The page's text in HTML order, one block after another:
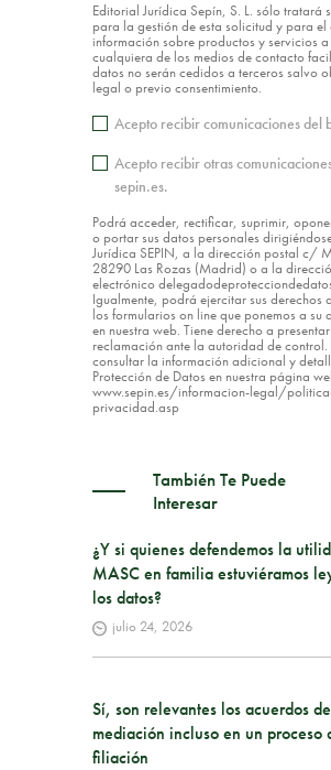
Editorial Jurídica Sepín, S. L. sólo tratará
para la gestión de esta solicitud y para el
información sobre productos y servicios
cualquiera de los medios de contacto
datos no serán cedidos a terceros salvo
legal o previo consentimiento.
Acepto recibir comunicaciones del
Acepto recibir otras
sepin.es.
Podrá acceder, rectificar, suprimir,
o portar sus datos personales
Jurídica SEPIN, a la dirección postal c/
28290 Las Rozas (Madrid) o a la
electrónico
Igualmente, podrá ejercitar sus derechos
los formularios on line que ponemos a su
en nuestra web. Tiene derecho a presentar
reclamación ante la autoridad de control.
consultar la información adicional y
Protección de Datos en nuestra página
www.sepin.es/informacion-legal/
privacidad.asp
También Te Puede
Interesar
¿Y si quienes defendemos la
MASC en familia estuviéramos
los datos?
julio 24, 2026
Sí, son relevantes los acuerdos de
mediación incluso en un proceso
filiación